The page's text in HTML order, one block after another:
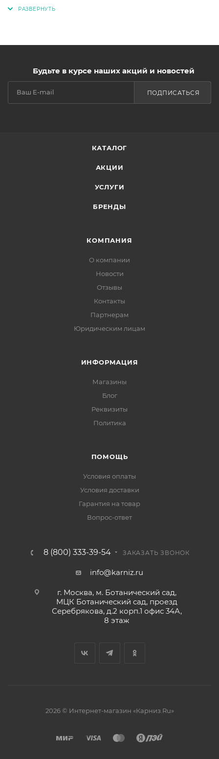
Будьте в курсе наших акций и новостей
ПОДПИСАТЬСЯ
КАТАЛОГ
АКЦИИ
УСЛУГИ
БРЕНДЫ
КОМПАНИЯ
О компании
Новости
Отзывы
Контакты
Партнерам
Юридическим лицам
ИНФОРМАЦИЯ
Магазины
Блог
Реквизиты
Политика
ПОМОЩЬ
Условия оплаты
Условия доставки
Гарантия на товар
Вопрос-ответ
8 (800) 333-39-54 ЗАКАЗАТЬ ЗВОНОК
info@karniz.ru
г. Москва, м. Ботанический сад,
МЦК Ботанический сад, проезд
Серебрякова, д.2 корп.1 офис 34А,
8 этаж
2026 © Интернет-магазин «Карниз.Ru»